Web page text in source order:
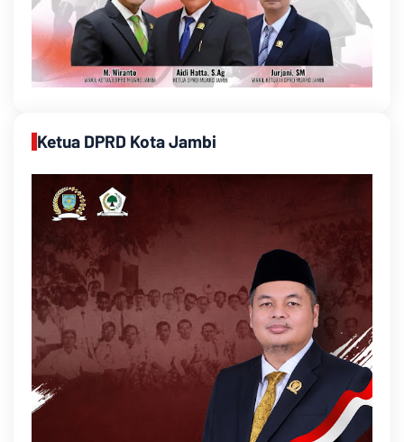
Ketua DPRD Kota Jambi